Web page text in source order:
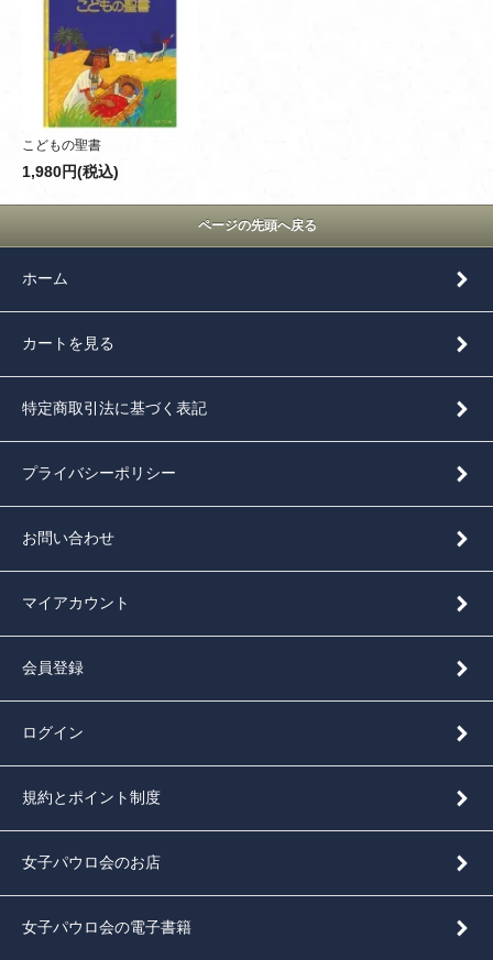
こどもの聖書
1,980円(税込)
ページの先頭へ戻る
ホーム
カートを見る
特定商取引法に基づく表記
プライバシーポリシー
お問い合わせ
マイアカウント
会員登録
ログイン
規約とポイント制度
女子パウロ会のお店
女子パウロ会の電子書籍